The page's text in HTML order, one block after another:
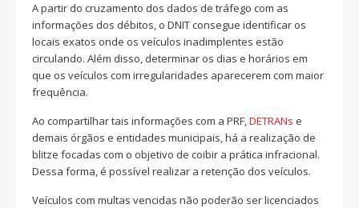
A partir do cruzamento dos dados de tráfego com as
informações dos débitos, o DNIT consegue identificar os
locais exatos onde os veículos inadimplentes estão
circulando. Além disso, determinar os dias e horários em
que os veículos com irregularidades aparecerem com maior
frequência.
Ao compartilhar tais informações com a PRF,DETRANs e
demais órgãos e entidades municipais, há a realização de
blitze focadas com o objetivo de coibir a prática infracional.
Dessa forma, é possível realizar a retenção dos veículos.
Veículos com multas vencidas não poderão ser licenciados